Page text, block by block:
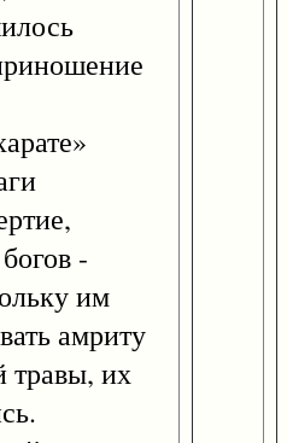
-
им
амриту
травы, их